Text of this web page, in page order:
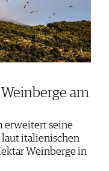
am
erweitert seine
laut italienischen
Weinberge in